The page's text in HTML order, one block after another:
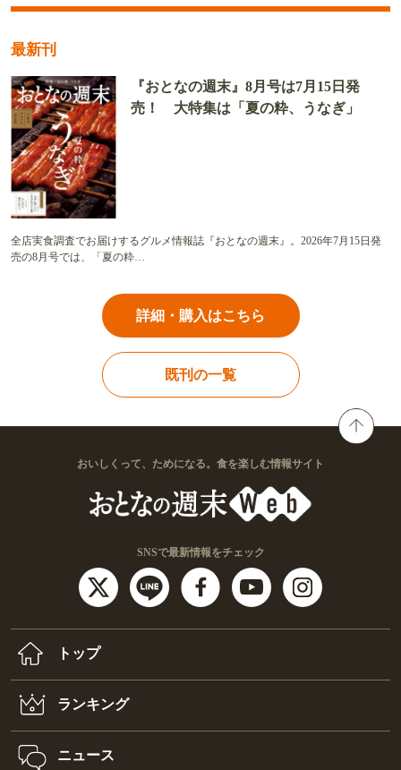
最新刊
『おとなの週末』8月号は7月15日発
売！ 大特集は「夏の粋、うなぎ」
全店実食調査でお届けするグルメ情報誌『おとなの週末』。2026年7月15日発
売の8月号では、「夏の粋…
詳細・購入はこちら
既刊の一覧
おいしくって、ためになる。食を楽しむ情報サイト
SNSで最新情報をチェック
トップ
ランキング
ニュース